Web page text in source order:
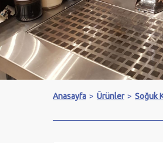
Anasayfa > Ürünler > Soğuk